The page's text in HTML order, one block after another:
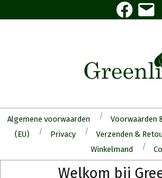
to
Facebook
E-
mail
Algemene voorwaarden Voorwaarden
(EU)
Privacy Verzenden &
Winkelmand
Welkom bij